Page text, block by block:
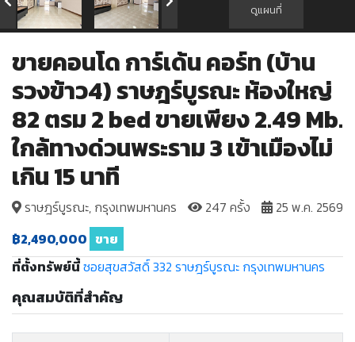
ดูแผนที่
ขายคอนโด การ์เด้น คอร์ท (บ้าน
รวงข้าว4) ราษฎร์บูรณะ ห้องใหญ่
82 ตรม 2 bed ขายเพียง 2.49 Mb.
ใกล้ทางด่วนพระราม 3 เข้าเมืองไม่
เกิน 15 นาที
ราษฎร์บูรณะ, กรุงเทพมหานคร 247 ครั้ง
25 พ.ค. 2569
฿2,490,000 ขาย
ที่ตั้งทรัพย์นี้ซอยสุขสวัสดิ์ 332 ราษฎร์บูรณะ กรุงเทพมหานคร
คุณสมบัติที่สำคัญ